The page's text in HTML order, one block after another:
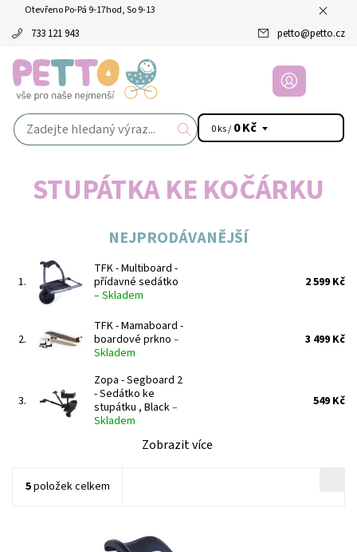
Otevřeno Po-Pá 9-17hod, So 9-13
733 121 943 petto@petto.cz
0 ks / 0 Kč
STUPÁTKA KE KOČÁRKU
NEJPRODÁVANĚJŠÍ
1.
TFK - Multiboard -
přídavné sedátko
–Skladem
2 599 Kč
2.
TFK - Mamaboard -
boardové prkno –
Skladem
3 499 Kč
3.
Zopa - Segboard 2
- Sedátko ke
stupátku , Black–
Skladem
549 Kč
Zobrazit více
5položek celkem